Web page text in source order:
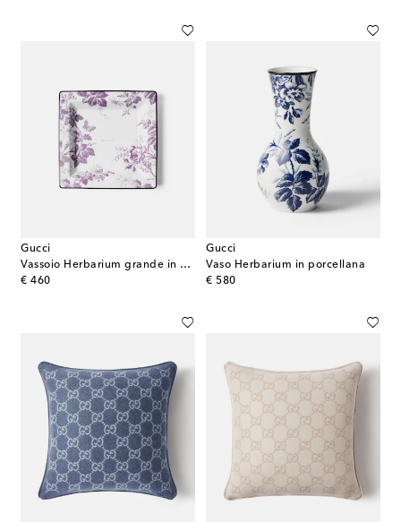
Gucci
Vassoio Herbarium grande in porcellana
€ 460
original price
Gucci
Vaso Herbarium in porcellana
€ 580
original price